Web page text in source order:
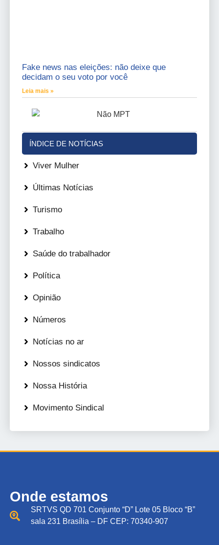
Fake news nas eleições: não deixe que
decidam o seu voto por você
Leia mais »
ÍNDICE DE NOTÍCIAS
Viver Mulher
Últimas Notícias
Turismo
Trabalho
Saúde do trabalhador
Política
Opinião
Números
Notícias no ar
Nossos sindicatos
Nossa História
Movimento Sindical
Onde estamos
SRTVS QD 701 Conjunto “D” Lote 05 Bloco “B”
sala 231 Brasília – DF CEP: 70340-907